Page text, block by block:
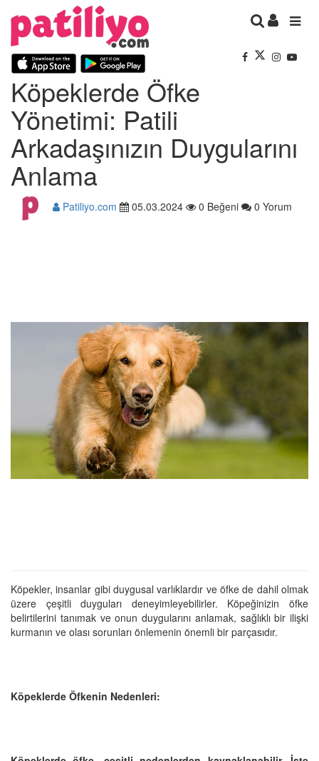
Köpeklerde Öfke
Yönetimi: Patili
Arkadaşınızın Duygularını
Anlama
Patiliyo.com 05.03.2024 0 Beğeni 0 Yorum
Köpekler, insanlar gibi duygusal varlıklardır ve öfke de dahil olmak
üzere çeşitli duyguları deneyimleyebilirler. Köpeğinizin öfke
belirtilerini tanımak ve onun duygularını anlamak, sağlıklı bir ilişki
kurmanın ve olası sorunları önlemenin önemli bir parçasıdır.
Köpeklerde Öfkenin Nedenleri: